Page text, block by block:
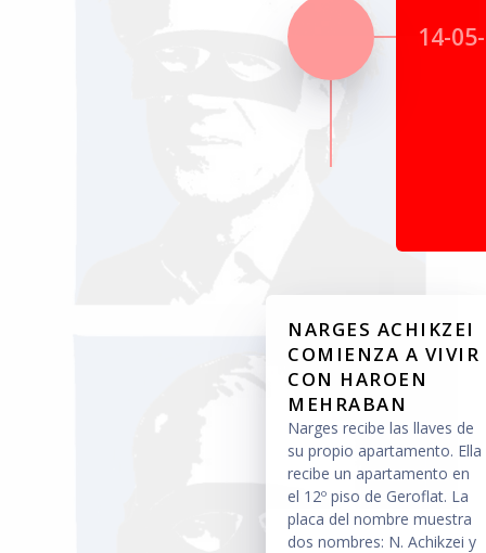
14-
NARGES ACHIKZEI
COMIENZA A VIVIR
CON HAROEN
MEHRABAN
Narges recibe las llaves de
su propio apartamento. Ella
recibe un apartamento en
el 12º piso de Geroflat. La
placa del nombre muestra
dos nombres: N. Achikzei y